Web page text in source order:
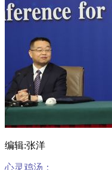
编辑:张洋
心灵鸡汤：